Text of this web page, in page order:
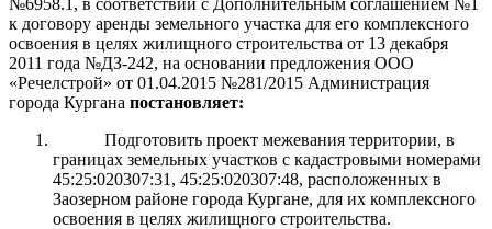
к договору аренды земельного участка для его комплексного
освоения в целях жилищного строительства от 13 декабря
2011 года №ДЗ-242, на основании предложения ООО
«Речелстрой» от 01.04.2015 №281/2015 Администрация
города Кургана постановляет:
Подготовить проект межевания территории, в
границах земельных участков с кадастровыми номерами
45:25:020307:31, 45:25:020307:48, расположенных в
Заозерном районе города Кургане, для их комплексного
освоения в целях жилищного строительства.